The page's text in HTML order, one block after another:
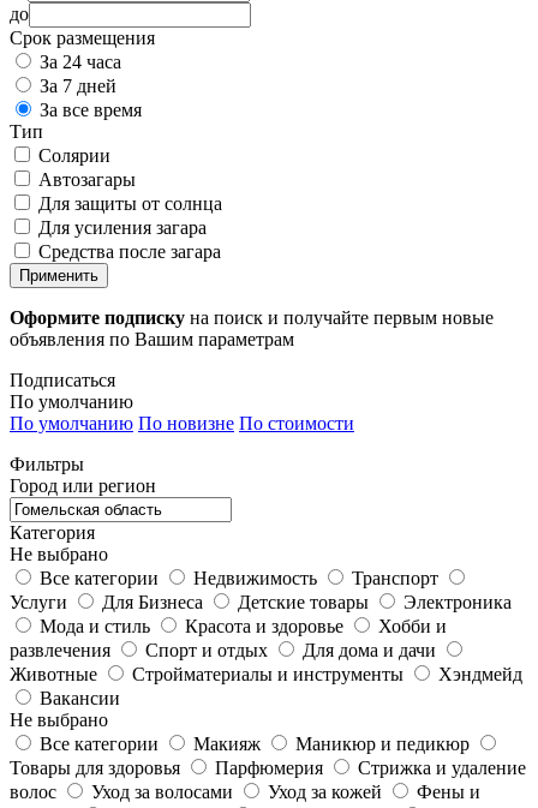
до
Срок размещения
За 24 часа
За 7 дней
За все время
Тип
Солярии
Автозагары
Для защиты от солнца
Для усиления загара
Средства после загара
Применить
Оформите подписку на поиск и получайте первым новые
объявления по Вашим параметрам
Подписаться
По умолчанию
По умолчанию По новизне По стоимости
Фильтры
Город или регион
Категория
Не выбрано
Все категории
Недвижимость
Транспорт
Услуги
Для Бизнеса Детские товары
Электроника
Мода и стиль
Красота и здоровье
Хобби и
развлечения
Спорт и отдых
Для дома и дачи
Животные
Стройматериалы и инструменты
Хэндмейд
Вакансии
Не выбрано
Все категории
Макияж
Маникюр и педикюр
Товары для здоровья
Парфюмерия
Стрижка и удаление
волос
Уход за волосами Уход за кожей
Фены и